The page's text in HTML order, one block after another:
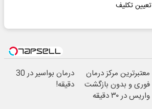
تعیین تکلیف
معتبرترین مرکز درمان
فوری و بدون بازگشت
واریس در ۳۰ دقیقه
درمان بواسیر در 30
دقیقه!